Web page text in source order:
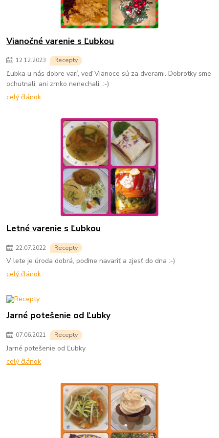
Vianočné varenie s Ľubkou
12.12.2023 Recepty
Ľubka u nás dobre varí, veď Vianoce sú za dverami. Dobrotky sme
ochutnali, ani zrnko nenechali. :-)
celý článok
Letné varenie s Ľubkou
22.07.2022 Recepty
V lete je úroda dobrá, poďme navariť a zjesť do dna :-)
celý článok
Jarné potešenie od Ľubky
07.06.2021 Recepty
Jarné potešenie od Ľubky
celý článok